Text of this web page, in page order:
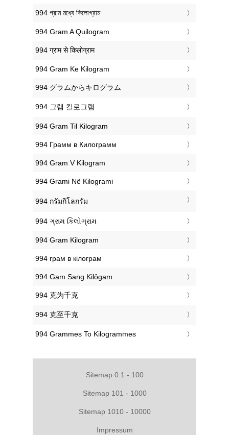
‎994 গ্রাম মধ্যে কিলোগ্রাম
‎994 Gram A Quilogram
‎994 ग्राम से किलोग्राम
‎994 Gram Ke Kilogram
‎994 グラムからキログラム
‎994 그램 킬로그램
‎994 Gram Til Kilogram
‎994 Грамм в Килограмм
‎994 Gram V Kilogram
‎994 Grami Në Kilogrami
‎994 กรัมกิโลกรัม
‎994 ગ્રામ કિલોગ્રામ
‎994 Gram Kilogram
‎994 грам в кілограм
‎994 Gam Sang Kilôgam
‎994 克为千克
‎994 克至千克
‎994 Grammes To Kilogrammes
Sitemap 0.1 - 100
Sitemap 101 - 1000
Sitemap 1010 - 10000
Impressum